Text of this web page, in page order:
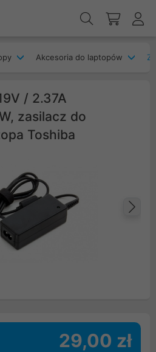
Akcesoria do laptopów
/ 2.37A
zasilacz do
Toshiba
29,00 zł